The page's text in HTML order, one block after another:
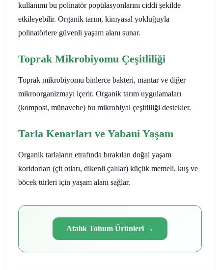
kullanımı bu polinatör popülasyonlarını ciddi şekilde
etkileyebilir. Organik tarım, kimyasal yokluğuyla
polinatörlere güvenli yaşam alanı sunar.
Toprak Mikrobiyomu Çeşitliliği
Toprak mikrobiyomu binlerce bakteri, mantar ve diğer
mikroorganizmayı içerir. Organik tarım uygulamaları
(kompost, münavebe) bu mikrobiyal çeşitliliği destekler.
Tarla Kenarları ve Yabani Yaşam
Organik tarlaların etrafında bırakılan doğal yaşam
koridorları (çit otları, dikenli çalılar) küçük memeli, kuş ve
böcek türleri için yaşam alanı sağlar.
Atalık Tohum Ürünleri →